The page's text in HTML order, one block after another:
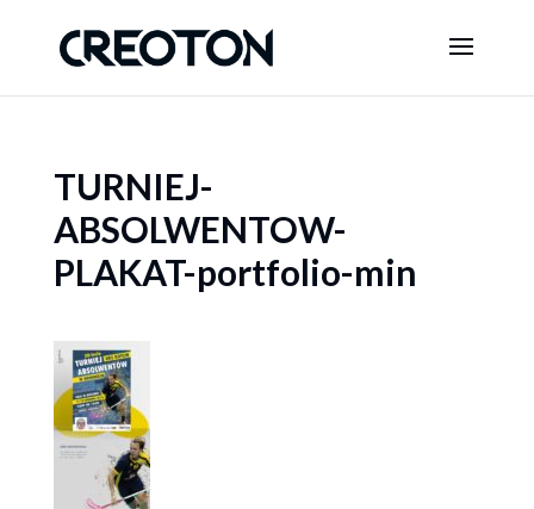
TURNIEJ-
ABSOLWENTOW-
PLAKAT-portfolio-min